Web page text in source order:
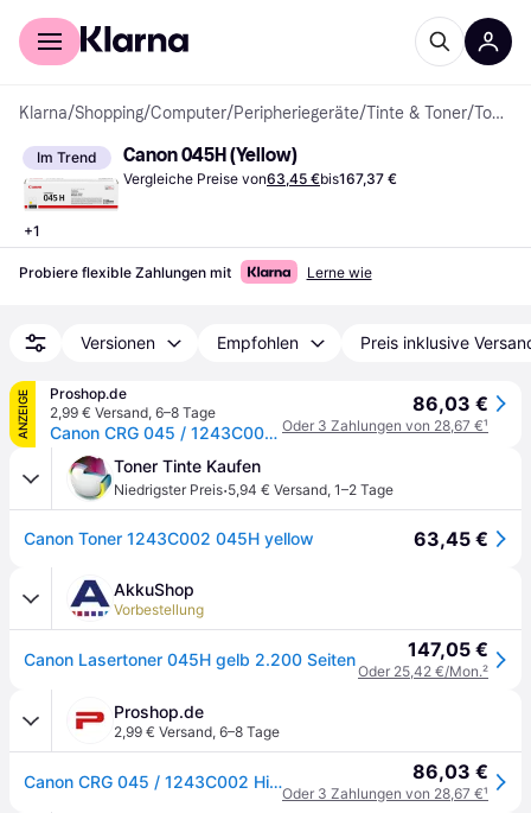
Für Shopper
Klarna/Shopping/Computer/Peripheriegeräte/Tinte & Toner/ Tonerkassetten
Im Trend
+1
Canon 045H (Yellow)
Vergleiche Preise von63,45 €bis167,37 €
Probiere flexible Zahlungen mit Lerne wie
Versionen Empfohlen Preis inklusive
ANZEIGE
Proshop.de
2,99 € Versand, 6–8 Tage
Canon CRG 045 / 1243C002 High Yellow
86,03 €
Oder 3 Zahlungen von 28,67 €¹
Toner Tinte Kaufen
Niedrigster Preis·5,94 € Versand, 1–2 Tage
Canon Toner 1243C002 045H yellow 63,45 €
AkkuShop
Vorbestellung
Canon Lasertoner 045H gelb 2.200 Seiten 147,05 €
Oder 25,42 €/Mon.²
Proshop.de
2,99 € Versand, 6–8 Tage
Canon CRG 045 / 1243C002 High Yellow 86,03 €
Oder 3 Zahlungen von 28,67 €¹